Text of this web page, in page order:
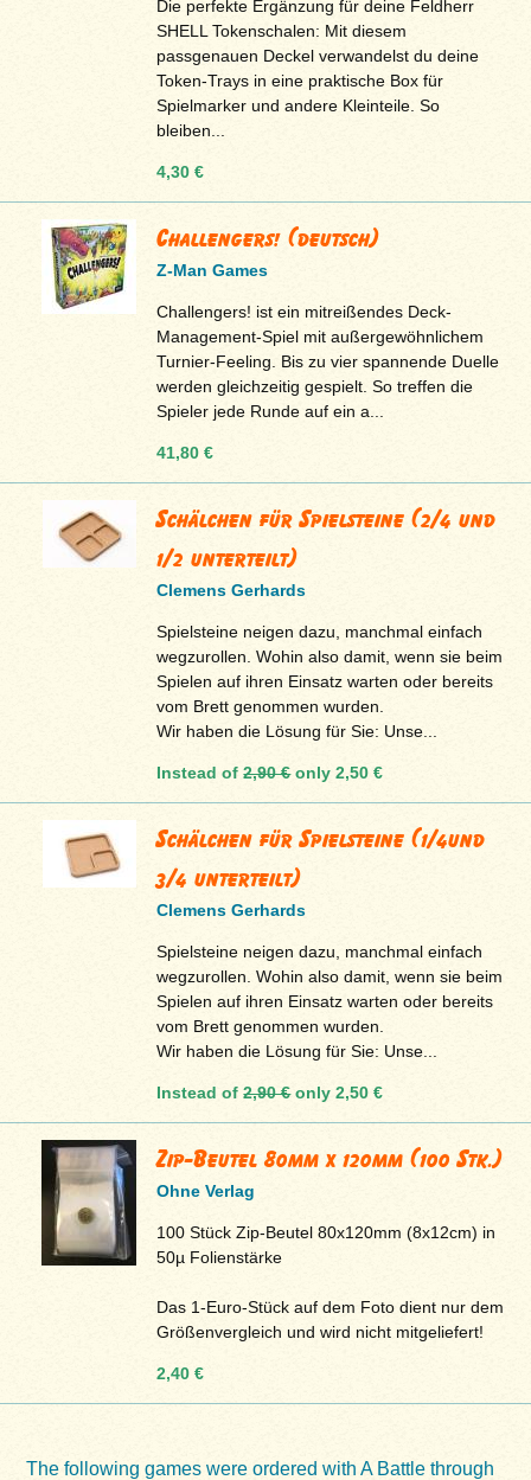
Die perfekte Ergänzung für deine Feldherr
SHELL Tokenschalen: Mit diesem
passgenauen Deckel verwandelst du deine
Token-Trays in eine praktische Box für
Spielmarker und andere Kleinteile. So
bleiben...
4,30 €
Challengers! (deutsch)
Z-Man Games
Challengers! ist ein mitreißendes Deck-
Management-Spiel mit außergewöhnlichem
Turnier-Feeling. Bis zu vier spannende Duelle
werden gleichzeitig gespielt. So treffen die
Spieler jede Runde auf ein a...
41,80 €
Schälchen für Spielsteine (2/4 und
1/2 unterteilt)
Clemens Gerhards
Spielsteine neigen dazu, manchmal einfach
wegzurollen. Wohin also damit, wenn sie beim
Spielen auf ihren Einsatz warten oder bereits
vom Brett genommen wurden.
Wir haben die Lösung für Sie: Unse...
Instead of2,90 €only2,50 €
Schälchen für Spielsteine (1/4und
3/4 unterteilt)
Clemens Gerhards
Spielsteine neigen dazu, manchmal einfach
wegzurollen. Wohin also damit, wenn sie beim
Spielen auf ihren Einsatz warten oder bereits
vom Brett genommen wurden.
Wir haben die Lösung für Sie: Unse...
Instead of2,90 €only2,50 €
Zip-Beutel 80mm x 120mm (100 Stk.)
Ohne Verlag
100 Stück Zip-Beutel 80x120mm (8x12cm) in
50µ Folienstärke
Das 1-Euro-Stück auf dem Foto dient nur dem
Größenvergleich und wird nicht mitgeliefert!
2,40 €
The following games were ordered with A Battle through